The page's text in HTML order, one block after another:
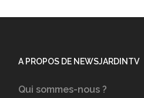
A PROPOS DE NEWSJARDINTV
Qui sommes-nous ?